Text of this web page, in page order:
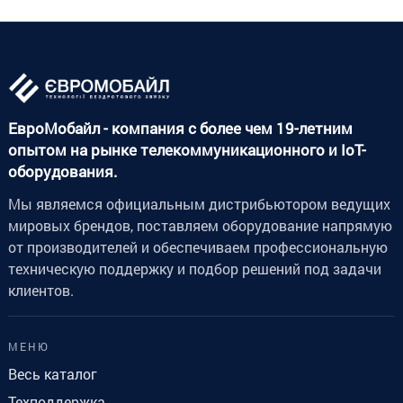
ЕвроМобайл - компания с более чем 19-летним
опытом на рынке телекоммуникационного и IoT-
оборудования.
Мы являемся официальным дистрибьютором ведущих
мировых брендов, поставляем оборудование напрямую
от производителей и обеспечиваем профессиональную
техническую поддержку и подбор решений под задачи
клиентов.
МЕНЮ
Весь каталог